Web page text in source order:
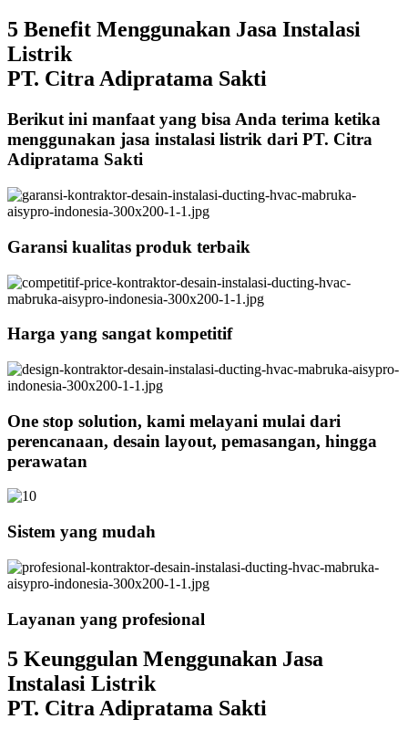
5 Benefit Menggunakan Jasa Instalasi
Listrik
PT. Citra Adipratama Sakti
Berikut ini manfaat yang bisa Anda terima ketika
menggunakan jasa instalasi listrik dari PT. Citra
Adipratama Sakti
Garansi kualitas produk terbaik
Harga yang sangat kompetitif
One stop solution, kami melayani mulai dari
perencanaan, desain layout, pemasangan, hingga
perawatan
Sistem yang mudah
Layanan yang profesional
5 Keunggulan Menggunakan Jasa
Instalasi Listrik
PT. Citra Adipratama Sakti